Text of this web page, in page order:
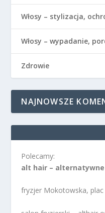
Włosy – stylizacja,
Włosy – wypadanie,
Zdrowie
NAJNOWSZE
Polecamy:
alt hair –
fryzjer Mokotowska, plac